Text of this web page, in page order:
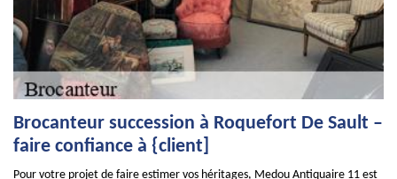
Brocanteur succession à Roquefort De Sault –
faire confiance à {client]
Pour votre projet de faire estimer vos héritages, Medou Antiquaire 11 est